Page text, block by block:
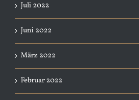
Juli 2022
Juni 2022
März 2022
Februar 2022